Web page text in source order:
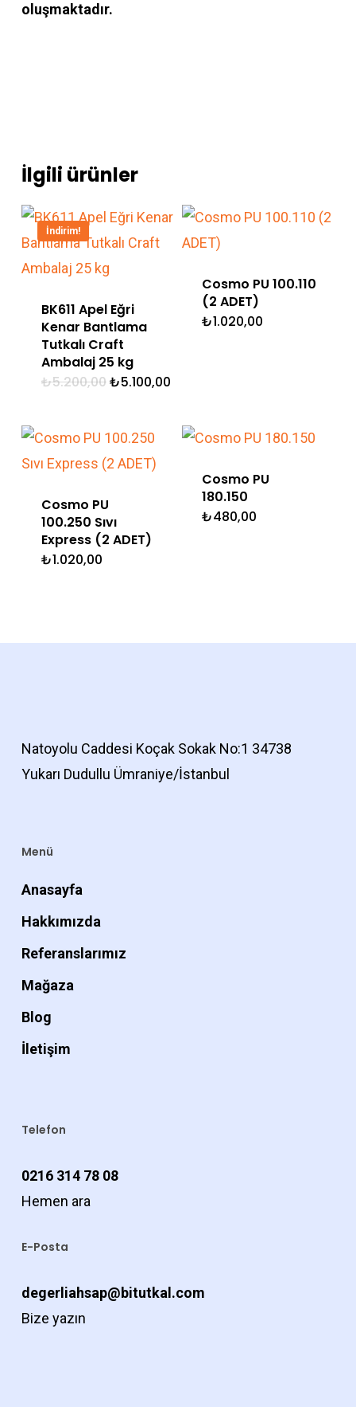
oluşmaktadır.
İlgili ürünler
İndirim!
BK611 Apel Eğri
Kenar Bantlama
Tutkalı Craft
Ambalaj 25 kg
₺5.200,00Orijinal
₺5.100,00Şu
Cosmo PU 100.110
(2 ADET)
₺1.020,00
Cosmo PU
100.250 Sıvı
Express (2 ADET)
₺1.020,00
Cosmo PU
180.150
₺480,00
Natoyolu Caddesi Koçak Sokak No:1 34738
Yukarı Dudullu Ümraniye/İstanbul
Menü
Anasayfa
Hakkımızda
Referanslarımız
Mağaza
Blog
İletişim
Telefon
0216 314 78 08
Hemen ara
E-Posta
degerliahsap@bitutkal.com
Bize yazın